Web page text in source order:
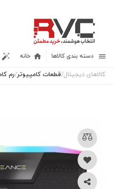
دسته بندی کالاها خانه
کالاهای دیجیتال/قطعات کامپیوتر/رم